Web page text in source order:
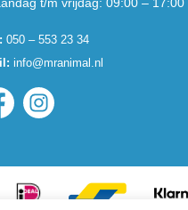
050 – 553 23 34
info@mranimal.nl